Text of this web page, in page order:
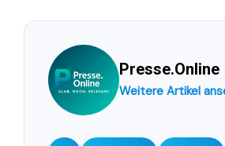
Presse.Online
Weitere Artikel